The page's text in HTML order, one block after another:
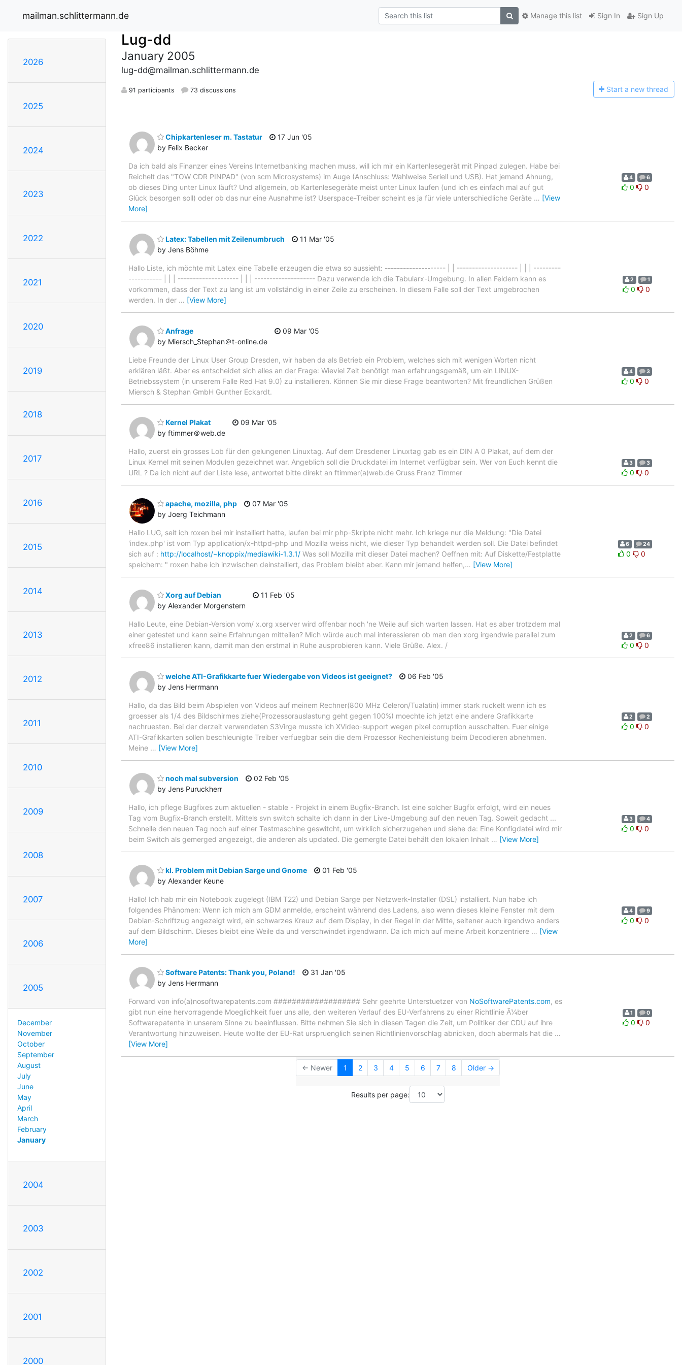
mailman.schlittermann.de Sign In Sign Up
Manage this list
2026
2025
2024
2023
2022
2021
2020
2019
2018
2017
2016
2015
2014
2013
2012
2011
2010
2009
2008
2007
2006
2005
December
November
October
September
August
July
June
May
April
March
February
January
2004
2003
2002
2001
2000
Lug-dd
January 2005
lug-dd@mailman.schlittermann.de
91 participants 73 discussions Start a new thread
Chipkartenleser m. Tastatur
by Felix Becker
17 Jun '05
Da ich bald als Finanzer eines Vereins Internetbanking machen muss, will ich mir ein Kartenlesegerät mit Pinpad zulegen. Habe bei
Reichelt das "TOW CDR PINPAD" (von scm Microsystems) im Auge (Anschluss: Wahlweise Seriell und USB). Hat jemand Ahnung,
ob dieses Ding unter Linux läuft? Und allgemein, ob Kartenlesegeräte meist unter Linux laufen (und ich es einfach mal auf gut
Glück besorgen soll) oder ob das nur eine Ausnahme ist? Userspace-Treiber scheint es ja für viele unterschiedliche Geräte … [View
More]
4 6
0 0
Latex: Tabellen mit Zeilenumbruch
by Jens Böhme
11 Mar '05
Hallo Liste, ich möchte mit Latex eine Tabelle erzeugen die etwa so aussieht: -------------------- | | -------------------- | | | ---------
----------- | | | -------------------- | | | -------------------- Dazu verwende ich die Tabularx-Umgebung. In allen Feldern kann es
vorkommen, dass der Text zu lang ist um vollständig in einer Zeile zu erscheinen. In diesem Falle soll der Text umgebrochen
werden. In der … [View More]
2 1
0 0
Anfrage
by Miersch_Stephan＠t-online.de
09 Mar '05
Liebe Freunde der Linux User Group Dresden, wir haben da als Betrieb ein Problem, welches sich mit wenigen Worten nicht
erklären läßt. Aber es entscheidet sich alles an der Frage: Wieviel Zeit benötigt man erfahrungsgemäß, um ein LINUX-
Betriebssystem (in unserem Falle Red Hat 9.0) zu installieren. Können Sie mir diese Frage beantworten? Mit freundlichen Grüßen
Miersch & Stephan GmbH Gunther Eckardt.
4 3
0 0
Kernel Plakat
by ftimmer＠web.de
09 Mar '05
Hallo, zuerst ein grosses Lob für den gelungenen Linuxtag. Auf dem Dresdener Linuxtag gab es ein DIN A 0 Plakat, auf dem der
Linux Kernel mit seinen Modulen gezeichnet war. Angeblich soll die Druckdatei im Internet verfügbar sein. Wer von Euch kennt die
URL ? Da ich nicht auf der Liste lese, antwortet bitte direkt an ftimmer(a)web.de Gruss Franz Timmer
3 3
0 0
apache, mozilla, php
by Joerg Teichmann
07 Mar '05
Hallo LUG, seit ich roxen bei mir installiert hatte, laufen bei mir php-Skripte nicht mehr. Ich kriege nur die Meldung: "Die Datei
'index.php' ist vom Typ application/x-httpd-php und Mozilla weiss nicht, wie dieser Typ behandelt werden soll. Die Datei befindet
sich auf : http://localhost/~knoppix/mediawiki-1.3.1/ Was soll Mozilla mit dieser Datei machen? Oeffnen mit: Auf Diskette/Festplatte
speichern: " roxen habe ich inzwischen deinstalliert, das Problem bleibt aber. Kann mir jemand helfen,… [View More]
6 24
0 0
Xorg auf Debian
by Alexander Morgenstern
11 Feb '05
Hallo Leute, eine Debian-Version vom/ x.org xserver wird offenbar noch 'ne Weile auf sich warten lassen. Hat es aber trotzdem mal
einer getestet und kann seine Erfahrungen mitteilen? Mich würde auch mal interessieren ob man den xorg irgendwie parallel zum
xfree86 installieren kann, damit man den erstmal in Ruhe ausprobieren kann. Viele Grüße. Alex. /
2 6
0 0
welche ATI-Grafikkarte fuer Wiedergabe von Videos ist geeignet?
by Jens Herrmann
06 Feb '05
Hallo, da das Bild beim Abspielen von Videos auf meinem Rechner(800 MHz Celeron/Tualatin) immer stark ruckelt wenn ich es
groesser als 1/4 des Bildschirmes ziehe(Prozessorauslastung geht gegen 100%) moechte ich jetzt eine andere Grafikkarte
nachruesten. Bei der derzeit verwendeten S3Virge musste ich XVideo-support wegen pixel corruption ausschalten. Fuer einige
ATI-Grafikkarten sollen beschleunigte Treiber verfuegbar sein die dem Prozessor Rechenleistung beim Decodieren abnehmen.
Meine … [View More]
2 2
0 0
noch mal subversion
by Jens Puruckherr
02 Feb '05
Hallo, ich pflege Bugfixes zum aktuellen - stable - Projekt in einem Bugfix-Branch. Ist eine solcher Bugfix erfolgt, wird ein neues
Tag vom Bugfix-Branch erstellt. Mittels svn switch schalte ich dann in der Live-Umgebung auf den neuen Tag. Soweit gedacht ...
Schnelle den neuen Tag noch auf einer Testmaschine geswitcht, um wirklich sicherzugehen und siehe da: Eine Konfigdatei wird mir
beim Switch als gemerged angezeigt, die anderen als updated. Die gemergte Datei behält den lokalen Inhalt … [View More]
3 4
0 0
kl. Problem mit Debian Sarge und Gnome
by Alexander Keune
01 Feb '05
Hallo! Ich hab mir ein Notebook zugelegt (IBM T22) und Debian Sarge per Netzwerk-Installer (DSL) installiert. Nun habe ich
folgendes Phänomen: Wenn ich mich am GDM anmelde, erscheint während des Ladens, also wenn dieses kleine Fenster mit dem
Debian-Schriftzug angezeigt wird, ein schwarzes Kreuz auf dem Display, in der Regel in der Mitte, seltener auch irgendwo anders
auf dem Bildschirm. Dieses bleibt eine Weile da und verschwindet irgendwann. Da ich mich auf meine Arbeit konzentriere … [View
More]
4 9
0 0
Software Patents: Thank you, Poland!
by Jens Herrmann
31 Jan '05
Forward von info(a)nosoftwarepatents.com ################### Sehr geehrte Unterstuetzer von NoSoftwarePatents.com, es
gibt nun eine hervorragende Moeglichkeit fuer uns alle, den weiteren Verlauf des EU-Verfahrens zu einer Richtlinie Ã¼ber
Softwarepatente in unserem Sinne zu beeinflussen. Bitte nehmen Sie sich in diesen Tagen die Zeit, um Politiker der CDU auf ihre
Verantwortung hinzuweisen. Heute wollte der EU-Rat urspruenglich seinen Richtlinienvorschlag abnicken, doch abermals hat die …
[View More]
1 0
0 0
← Newer 1 2 3 4 5 6 7 8 Older →
Results per page: